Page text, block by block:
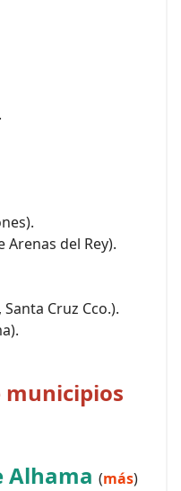
Arenas del Rey).
Cruz Cco.).
municipios
Alhama (más)